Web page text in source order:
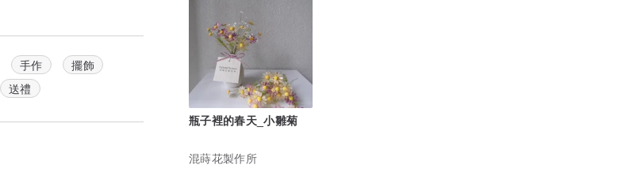
瓶子裡的春天_小雛菊
混蒔花製作所
手作
擺飾
送禮